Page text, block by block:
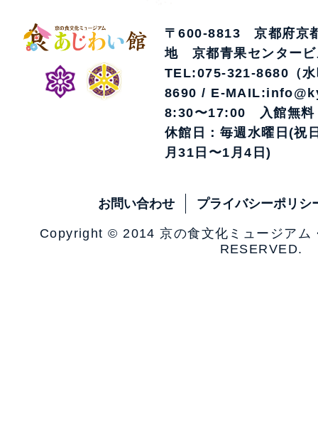
〒600-8813 京都府京
地 京都青果センタービ
TEL:075-321-8680（
8690 / E-
8:30〜17:00 入館無料
休館日：毎週水曜日(祝
月31日〜1月4日)
お問い合わせ プライバシーポリシ
Copyright © 2014 京の食文化ミュージア
RESERVED.